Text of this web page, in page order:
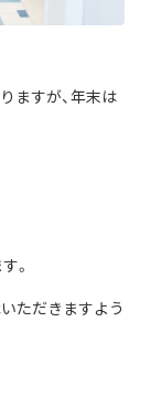
ますが、年末は
。
ただきますよう